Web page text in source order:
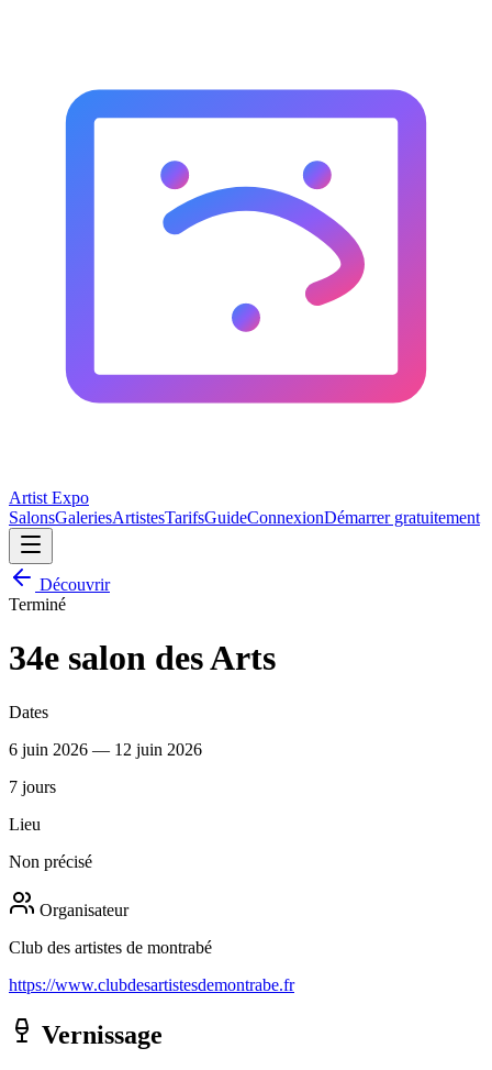
Artist Expo
SalonsGaleriesArtistesTarifsGuideConnexionDémarrer gratuitement
Découvrir
Terminé
34e salon des Arts
Dates
6 juin 2026 — 12 juin 2026
7 jours
Lieu
Non précisé
Organisateur
Club des artistes de montrabé
https://www.clubdesartistesdemontrabe.fr
Vernissage